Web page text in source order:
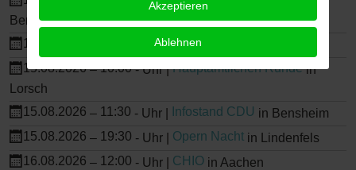
Bensheim
14.08.2026
Uhr |Weinzeit
15.08.2026–10:00-Uhr |Hauptamtlichen Rundein
Lorsch
15.08.2026 – 11:30 - Uhr | Infostand CDU in Bensheim
15.08.2026 – 19:30 - Uhr | Opern Nacht in Lindenfels
16.08.2026 – 12:00 - Uhr | CHIO in Aachen
Akzeptieren
Ablehnen